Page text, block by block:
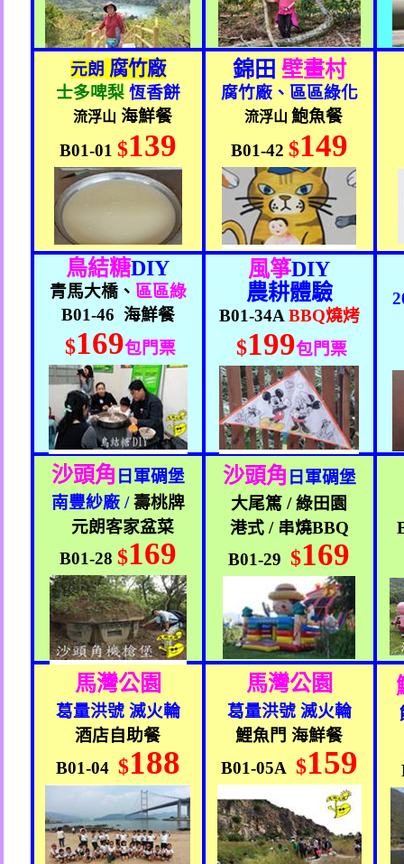
元朗 腐竹廠
士多啤梨 恆香餅
流浮山 海鮮餐
B01-01 $139
錦田 壁畫村
腐竹廠、區區綠化
流浮山鮑魚餐
B01-42 $149
鳥結糖DIY
青馬大橋、 區區綠
B01-46 海鮮餐
$169包門票
風箏DIY
農耕體驗
B01-34A BBQ燒烤
$199包門票
沙頭角 日軍碉堡
南豐紗廠/ 壽桃牌
元朗客家盆菜
B01-28 $169
沙頭角 日軍碉堡
大尾篤 /綠田園
港式/ 串燒BBQ
B01-29$169
馬灣公園
葛量洪號 滅火輪
酒店自助餐
B01-04 $188
馬灣公園
葛量洪號 滅火輪
鯉魚門 海鮮餐
B01-05A $159